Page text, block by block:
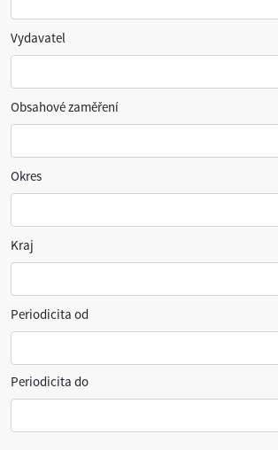
Vydavatel
Obsahové zaměření
Okres
Kraj
Periodicita od
Periodicita do